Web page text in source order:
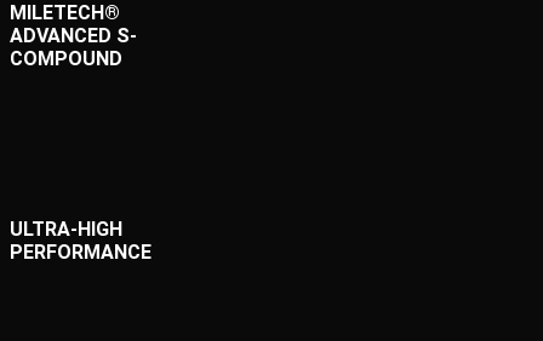
MILETECH®
ADVANCED S-
COMPOUND
ULTRA-HIGH
PERFORMANCE